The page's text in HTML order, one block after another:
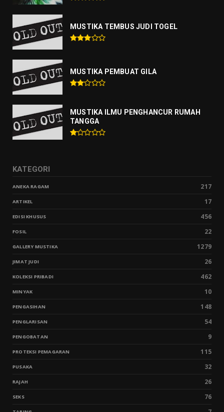
MUSTIKA TEMBUS JUDI TOGEL
MUSTIKA PEMBUAT GILA
MUSTIKA ILMU PENGHANCUR RUMAH
TANGGA
KATEGORI
ANEKA RAGAM 217
ARTIKEL 17
EDISI KHUSUS 456
FOSIL 22
GALLERY MUSTIKA 1279
JIMAT JUDI 26
KOLEKSI PRIBADI 462
MINYAK 10
PENGASIHAN 148
PENGLARISAN 54
PENGOBATAN 9
PROTEKSI PEMAGARAN 115
PUSAKA 32
RAJAH 26
SEKS 76